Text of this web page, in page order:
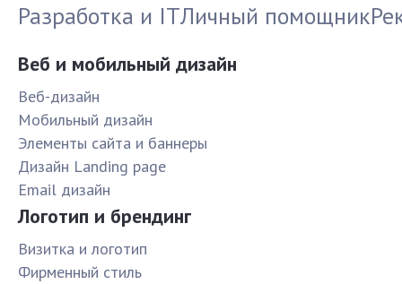
Разработка и ITЛичный помощник
Веб и мобильный дизайн
Веб-дизайн
Мобильный дизайн
Элементы сайта и баннеры
Дизайн Landing page
Email дизайн
Логотип и брендинг
Визитка и логотип
Фирменный стиль